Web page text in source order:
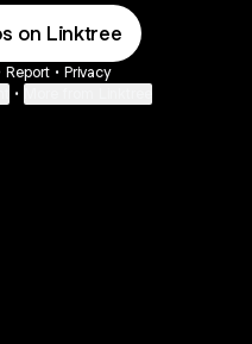
on Linktree
Report • Privacy
•